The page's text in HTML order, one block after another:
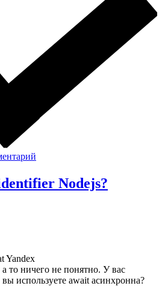
Nodejs?
Yandex
то ничего не понятно. У вас
используете await асинхронна?